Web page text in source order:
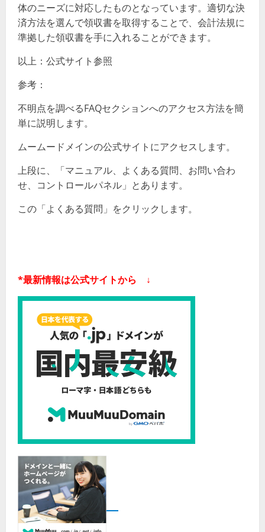
体のニーズに対応したものとなっています。適切な決
済方法を選んで領収書を取得することで、会計法規に
準拠した領収書を手に入れることができます。
以上：公式サイト参照
参考：
不明点を調べるFAQセクションへのアクセス方法を簡
単に説明します。
ムームードメインの公式サイトにアクセスします。
上段に、「マニュアル、よくある質問、お問い合わ
せ、コントロールパネル」とあります。
この「よくある質問」をクリックします。
*最新情報は公式サイトから ↓